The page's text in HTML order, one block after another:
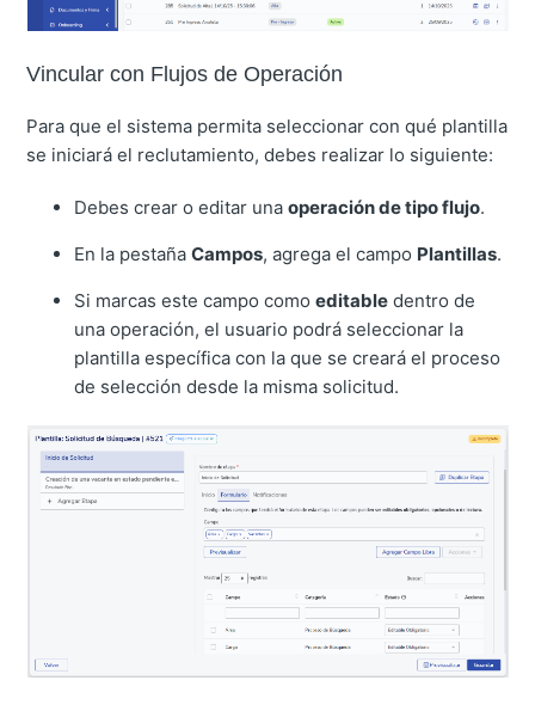
Vincular con Flujos de Operación
Para que el sistema permita seleccionar con qué plantilla
se iniciará el reclutamiento, debes realizar lo siguiente:
Debes crear o editar unaoperación de tipo flujo.
En la pestañaCampos, agrega el campo Plantillas.
Si marcas este campo comoeditable dentro de
una operación, el usuario podrá seleccionar la
plantilla específica con la que se creará el proceso
de selección desde la misma solicitud.